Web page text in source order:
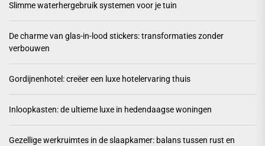
Slimme waterhergebruik systemen voor je tuin
De charme van glas-in-lood stickers: transformaties zonder
verbouwen
Gordijnenhotel: creëer een luxe hotelervaring thuis
Inloopkasten: de ultieme luxe in hedendaagse woningen
Gezellige werkruimtes in de slaapkamer: balans tussen rust en